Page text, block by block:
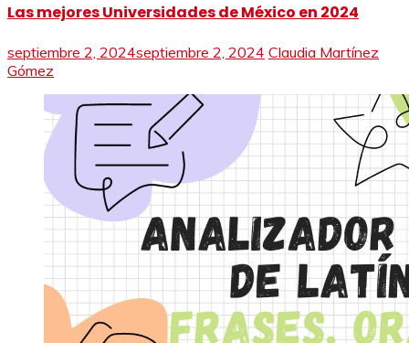
Las mejores Universidades de México en 2024
septiembre 2, 2024septiembre 2, 2024 Claudia Martínez
Gómez